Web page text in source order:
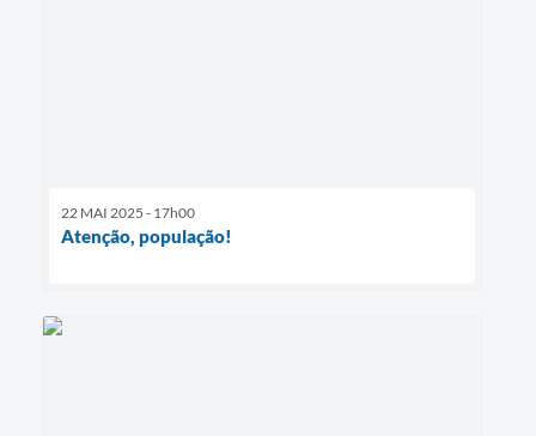
22 MAI 2025 - 17h00
Atenção, população!